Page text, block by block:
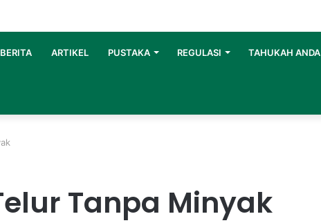
BERITA ARTIKEL PUSTAKA REGULASI TAHUKAH ANDA
Tanpa Minyak